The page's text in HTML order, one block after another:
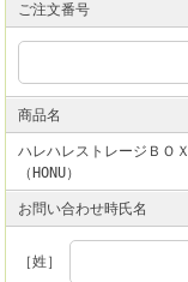
ご注文番号
商品名
ハレハレストレージＢＯＸ
（HONU）
お問い合わせ時氏名
［姓］